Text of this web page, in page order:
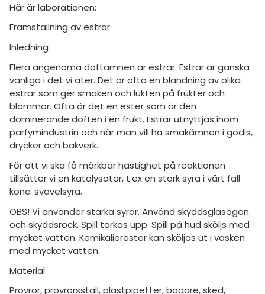
Här är laborationen:
Framställning av estrar
Inledning
Flera angenäma doftämnen är estrar. Estrar är ganska
vanliga i det vi äter. Det är ofta en blandning av olika
estrar som ger smaken och lukten på frukter och
blommor. Ofta är det en ester som är den
dominerande doften i en frukt. Estrar utnyttjas inom
parfymindustrin och när man vill ha smakämnen i godis,
drycker och bakverk.
För att vi ska få märkbar hastighet på reaktionen
tillsätter vi en katalysator, t.ex en stark syra i vårt fall
konc. svavelsyra.
OBS! Vi använder starka syror. Använd skyddsglasögon
och skyddsrock. Spill torkas upp. Spill på hud sköljs med
mycket vatten. Kemikalierester kan sköljas ut i vasken
med mycket vatten.
Material
Provrör, provrörsställ, plastpipetter, bägare, sked,
Cookie-inställningar